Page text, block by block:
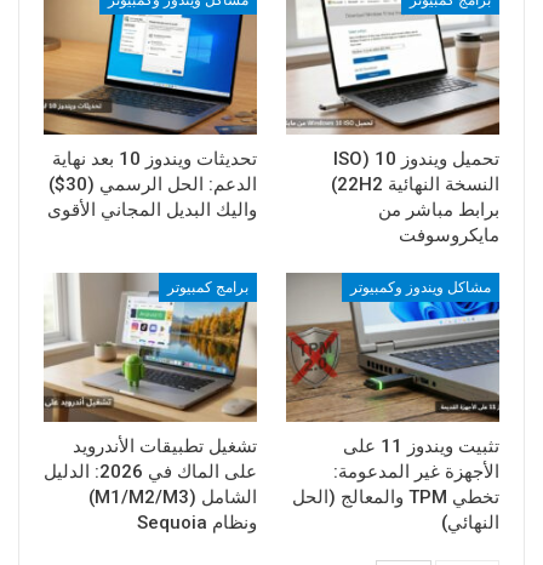
تحميل ويندوز 10 (ISO
النسخة النهائية 22H2)
برابط مباشر من
مايكروسوفت
تحديثات ويندوز 10 بعد نهاية
الدعم: الحل الرسمي (30$)
واليك البديل المجاني الأقوى
مشاكل ويندوز وكمبيوتر
تثبيت ويندوز 11 على
الأجهزة غير المدعومة:
تخطي TPM والمعالج (الحل
النهائي)
برامج كمبيوتر
تشغيل تطبيقات الأندرويد
على الماك في 2026: الدليل
الشامل (M1/M2/M3)
ونظام Sequoia